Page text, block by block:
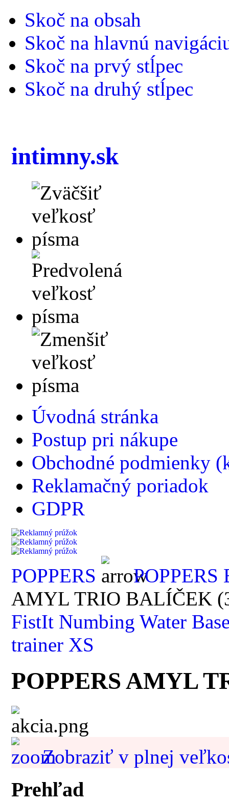
Skoč na obsah
Skoč na hlavnú
Skoč na prvý stĺpec
Skoč na druhý stĺpec
intimny.sk
Úvodná stránka
Postup pri nákupe
Obchodné podmienky
Reklamačný poriadok
GDPR
POPPERS
AMYL TRIO BALÍČEK
FistIt Numbing Water
trainer XS
POPPERS AMYL
Zobraziť v plnej
Prehľad